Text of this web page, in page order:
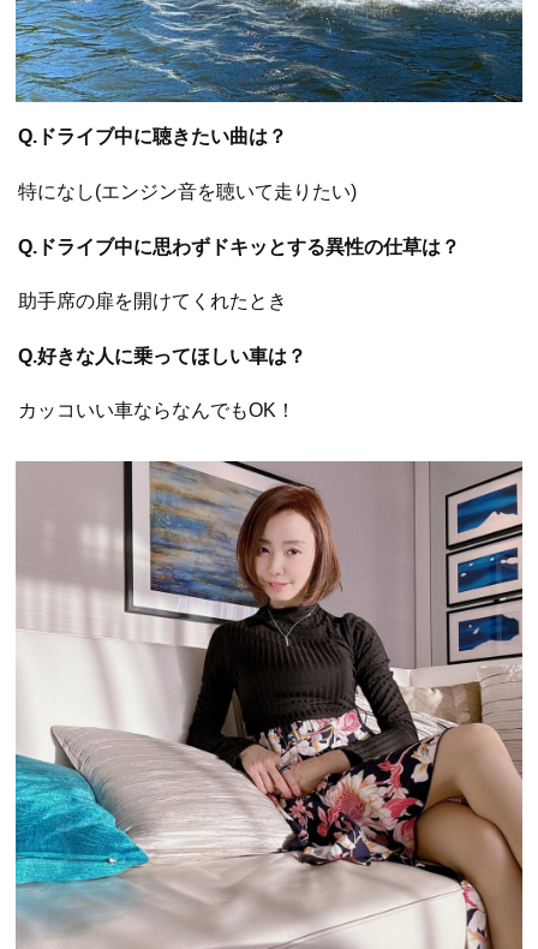
Q.ドライブ中に聴きたい曲は？
特になし(エンジン音を聴いて走りたい)
Q.ドライブ中に思わずドキッとする異性の仕草は？
助手席の扉を開けてくれたとき
Q.好きな人に乗ってほしい車は？
カッコいい車ならなんでもOK！